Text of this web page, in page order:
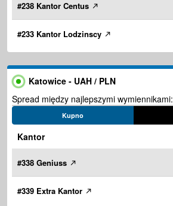
#238 Kantor Centus
#233 Kantor Lodzinscy
Katowice - UAH / PLN
Spread między najlepszymi wymiennikami:
Kupno
Kantor
#338 Geniuss
#339 Extra Kantor